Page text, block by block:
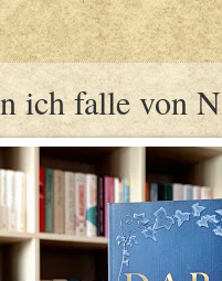
ich falle von